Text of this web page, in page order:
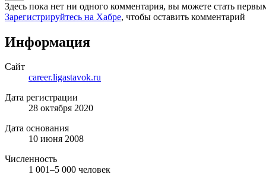
Здесь пока нет ни одного комментария, вы можете стать
Зарегистрируйтесь на Хабре, чтобы оставить комментарий
Информация
Сайт
career.ligastavok.ru
Дата регистрации
28 октября 2020
Дата основания
10 июня 2008
Численность
1 001–5 000 человек